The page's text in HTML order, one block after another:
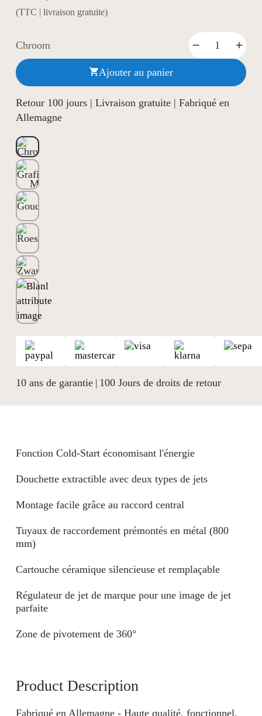
(TTC | livraison gratuite)
Chroom
Ajouter au panier
Retour 100 jours | Livraison gratuite | Fabriqué en
Allemagne
10 ans de garantie| 100 Jours de droits de retour
Product Description
Fabriqué en Allemagne - Haute qualité, fonctionnel,
Fonction Cold-Start économisant l'énergie
Douchette extractible avec deux types de jets
Montage facile grâce au raccord central
Tuyaux de raccordement prémontés en métal (800
mm)
Cartouche céramique silencieuse et remplaçable
Régulateur de jet de marque pour une image de jet
parfaite
Zone de pivotement de 360°